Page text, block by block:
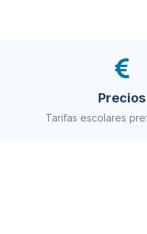
Precios
Tarifas escolares